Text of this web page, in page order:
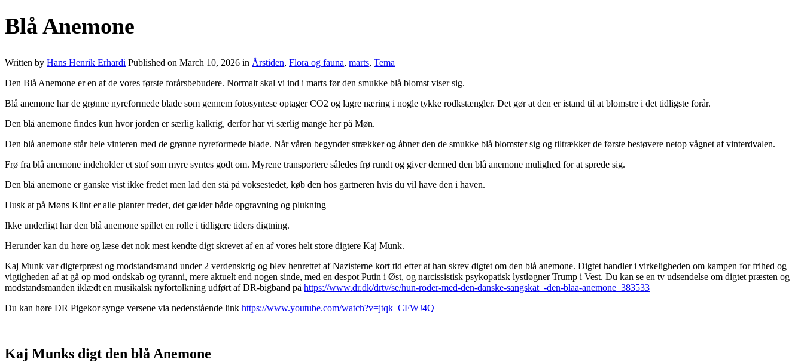
Blå Anemone
Written by Hans Henrik Erhardi Published on March 10, 2026 in Årstiden, Flora og fauna, marts, Tema
Den Blå Anemone er en af de vores første forårsbebudere. Normalt skal vi ind i marts før den smukke blå blomst viser sig.
Blå anemone har de grønne nyreformede blade som gennem fotosyntese optager CO2 og lagre næring i nogle tykke rodkstængler. Det gør at den er istand til at blomstre i det tidligste forår.
Den blå anemone findes kun hvor jorden er særlig kalkrig, derfor har vi særlig mange her på Møn.
Den blå anemone står hele vinteren med de grønne nyreformede blade. Når våren begynder strækker og åbner den de smukke blå blomster sig og tiltrækker de første bestøvere netop vågnet af vinterdvalen.
Frø fra blå anemone indeholder et stof som myre syntes godt om. Myrene transportere således frø rundt og giver dermed den blå anemone mulighed for at sprede sig.
Den blå anemone er ganske vist ikke fredet men lad den stå på voksestedet, køb den hos gartneren hvis du vil have den i haven.
Husk at på Møns Klint er alle planter fredet, det gælder både opgravning og plukning
Ikke underligt har den blå anemone spillet en rolle i tidligere tiders digtning.
Herunder kan du høre og læse det nok mest kendte digt skrevet af en af vores helt store digtere Kaj Munk.
Kaj Munk var digterpræst og modstandsmand under 2 verdenskrig og blev henrettet af Nazisterne kort tid efter at han skrev digtet om den blå anemone. Digtet handler i virkeligheden om kampen for frihed og
vigtigheden af at gå op mod ondskab og tyranni, mere aktuelt end nogen sinde, med en despot Putin i Øst, og narcissistisk psykopatisk lystløgner Trump i Vest. Du kan se en tv udsendelse om digtet præsten og
modstandsmanden iklædt en musikalsk nyfortolkning udført af DR-bigband på https://www.dr.dk/drtv/se/hun-roder-med-den-danske-sangskat_-den-blaa-anemone_383533
Du kan høre DR Pigekor synge versene via nedenstående link https://www.youtube.com/watch?v=jtqk_CFWJ4Q
Kaj Munks digt den blå Anemone